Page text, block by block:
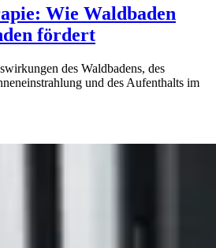
Wie Waldbaden
fördert
des Waldbadens, des
und des Aufenthalts im